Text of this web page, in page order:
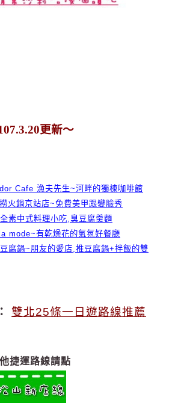
更新～
Cafe 漁夫先生~河畔的獨棟咖啡館
火鍋京站店~免費美甲跟變臉秀
素中式料理小吃,臭豆腐羹麵
mode~有乾燥花的氣氛好餐廳
腐鍋~朋友的愛店,推豆腐鍋+拌飯的雙
雙北25條一日遊路線推薦
捷運路線請點